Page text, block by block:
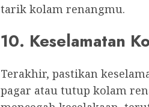
tarik kolam renangmu.
10. Keselamatan
Terakhir, pastikan
pagar atau tutup kolam